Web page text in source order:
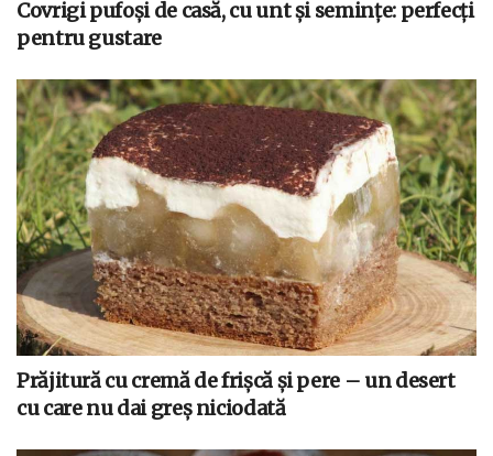
Covrigi pufoși de casă, cu unt și semințe: perfecți
pentru gustare
Prăjitură cu cremă de frișcă și pere – un desert
cu care nu dai greș niciodată